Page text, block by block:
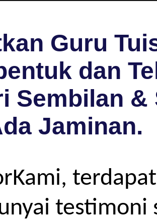
Guru
dan
Sembilan
Jaminan.
testimoni